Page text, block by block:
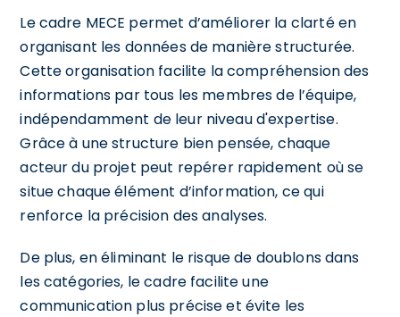
Le cadre MECE permet d’améliorer la clarté en
organisant les données de manière structurée.
Cette organisation facilite la compréhension des
informations par tous les membres de l’équipe,
indépendamment de leur niveau d'expertise.
Grâce à une structure bien pensée, chaque
acteur du projet peut repérer rapidement où se
situe chaque élément d’information, ce qui
renforce la précision des analyses.
De plus, en éliminant le risque de doublons dans
les catégories, le cadre facilite une
communication plus précise et évite les